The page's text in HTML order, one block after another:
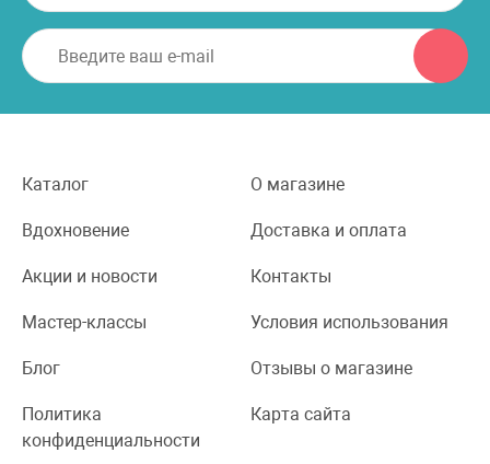
Каталог О магазине
Вдохновение Доставка и оплата
Акции и новости Контакты
Мастер-классы Условия использования
Блог Отзывы о магазине
Политика
конфиденциальности
Карта сайта